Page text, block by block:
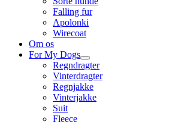
Falling fur
Apolonki
Wirecoat
Om os
For My Dogs
Regndragter
Vinterdragter
Regnjakke
Vinterjakke
Suit
Fleece